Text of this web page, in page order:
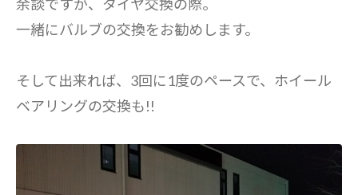
余談ですが、タイヤ交換の際。
一緒にバルブの交換をお勧めします。
そして出来れば、3回に1度のペースで、ホイール
ベアリングの交換も!!